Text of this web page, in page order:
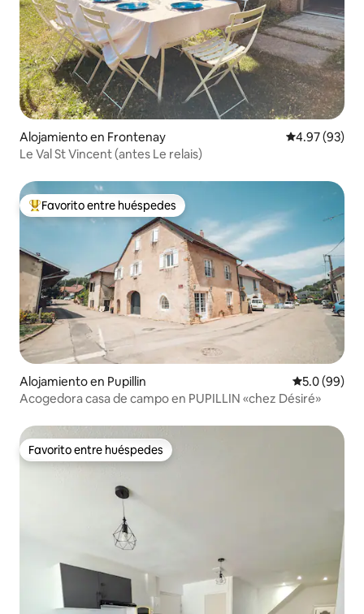
Alojamiento en Frontenay Calificación
4.97 (93)
Le Val St Vincent (antes Le relais)
Favorito entre huéspedes preferido
Favorito entre huéspedes
Alojamiento en Pupillin Calificación
5.0 (99)
Acogedora casa de campo en PUPILLIN «chez Désiré»
Favorito entre huéspedes
Favorito entre huéspedes